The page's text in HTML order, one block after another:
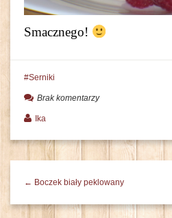
Smacznego!
Serniki
Brak komentarzy
Ika
← Boczek biały peklowany